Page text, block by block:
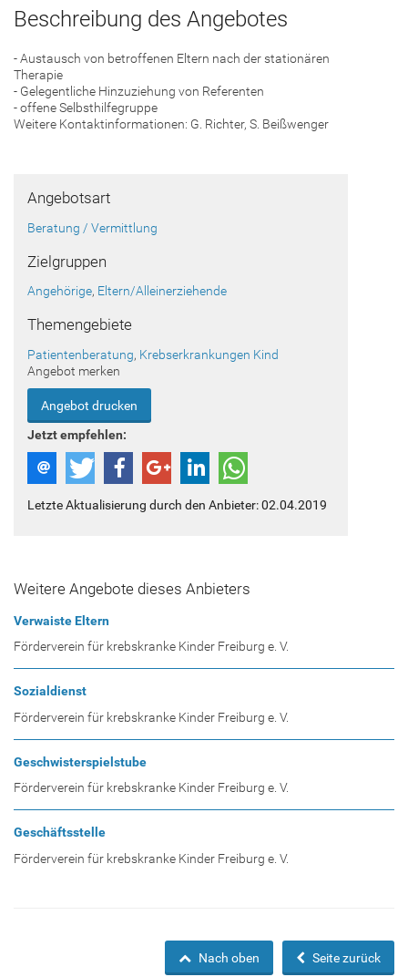
Beschreibung des Angebotes
- Austausch von betroffenen Eltern nach der stationären
Therapie
- Gelegentliche Hinzuziehung von Referenten
- offene Selbsthilfegruppe
Weitere Kontaktinformationen: G. Richter, S. Beißwenger
Angebotsart
Beratung / Vermittlung
Zielgruppen
Angehörige, Eltern/Alleinerziehende
Themengebiete
Patientenberatung, Krebserkrankungen Kind
Angebot merken
Angebot drucken
Jetzt empfehlen:
Letzte Aktualisierung durch den Anbieter: 02.04.2019
Weitere Angebote dieses Anbieters
Verwaiste Eltern
Förderverein für krebskranke Kinder Freiburg e. V.
Sozialdienst
Förderverein für krebskranke Kinder Freiburg e. V.
Geschwisterspielstube
Förderverein für krebskranke Kinder Freiburg e. V.
Geschäftsstelle
Förderverein für krebskranke Kinder Freiburg e. V.
Seite zurück
Nach oben